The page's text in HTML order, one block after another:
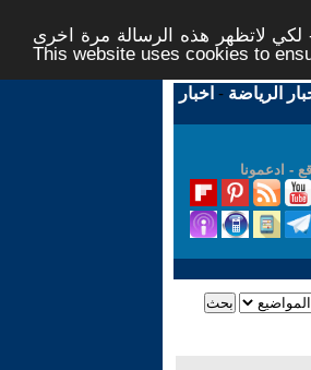
لاتظهر هذه الرسالة مرة اخرى -
This website uses cookies to
الرياضة - اخبار
- ادعمونا